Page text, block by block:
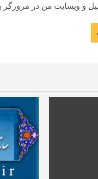
و وبسایت من در